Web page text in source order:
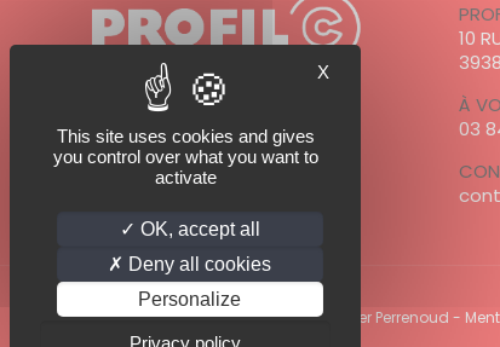
PROFIL C est adhérent à
10
À
03
© 2022 PROFIl C - Photo Profil C / Olivier Perrenoud -
X
This site uses cookies and gives
you control over what you want to
activate
OK, accept all
Deny all cookies
Personalize
Privacy policy